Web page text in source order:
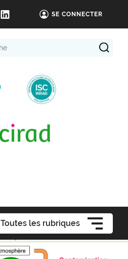
SE CONNECTER
Toutes les rubriques